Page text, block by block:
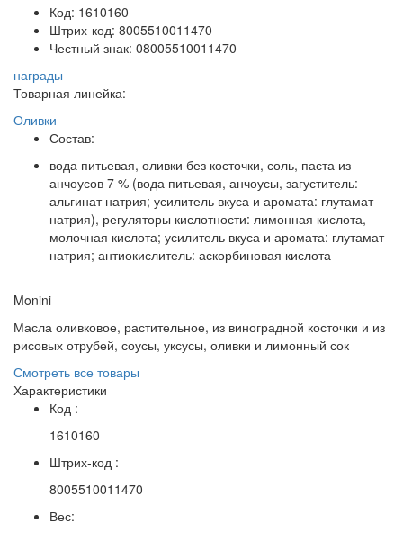
Код: 1610160
Штрих-код: 8005510011470
Честный знак: 08005510011470
награды
Товарная линейка:
Оливки
Состав:
вода питьевая, оливки без косточки, соль, паста из
анчоусов 7 % (вода питьевая, анчоусы, загуститель:
альгинат натрия; усилитель вкуса и аромата: глутамат
натрия), регуляторы кислотности: лимонная кислота,
молочная кислота; усилитель вкуса и аромата: глутамат
натрия; антиокислитель: аскорбиновая кислота
Monini
Масла оливковое, растительное, из виноградной косточки и из
рисовых отрубей, соусы, уксусы, оливки и лимонный сок
Смотреть все товары
Характеристики
Код :
1610160
Штрих-код :
8005510011470
Вес: